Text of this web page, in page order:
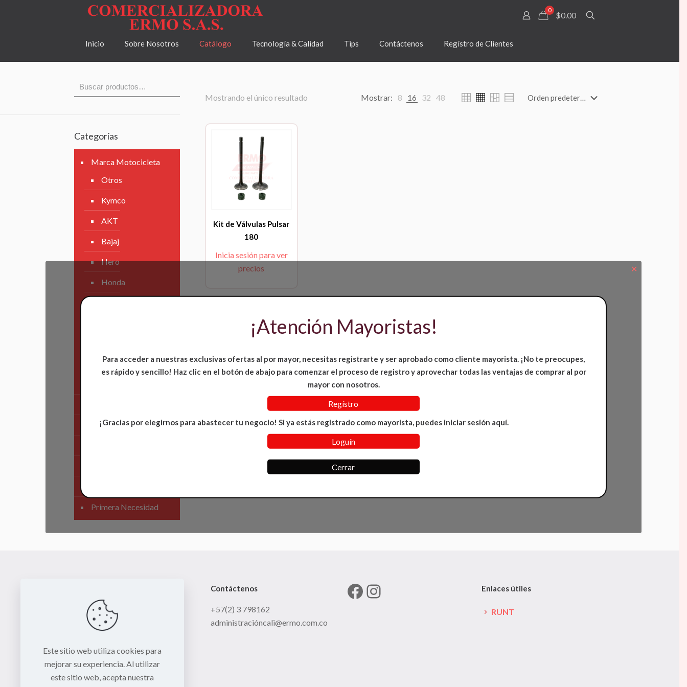
0
$0.00
Inicio Sobre Nosotros Catálogo Tecnología & Calidad Tips Contáctenos Regístro de Clientes
Mostrando el único resultado Mostrar: 8 16 32 48
Kit de Válvulas Pulsar
180
Inicia sesión para ver
precios
Categorías
Marca Motocicleta
Otros
Kymco
AKT
Bajaj
Hero
Honda
TVS
Partes de Motor
Primera Necesidad
Contáctenos
+57(2) 3 798162
administracióncali@ermo.com.co
Facebook
Instagram Enlaces útiles
RUNT
✕
¡Atención Mayoristas!
Para acceder a nuestras exclusivas ofertas al por mayor, necesitas registrarte y ser aprobado como cliente mayorista. ¡No te preocupes,
es rápido y sencillo! Haz clic en el botón de abajo para comenzar el proceso de registro y aprovechar todas las ventajas de comprar al por
mayor con nosotros.
Regístro
¡Gracias por elegirnos para abastecer tu negocio! Si ya estás registrado como mayorista, puedes iniciar sesión aquí.
Loguín
Cerrar
Este sitio web utiliza cookies para
mejorar su experiencia. Al utilizar
este sitio web, acepta nuestra